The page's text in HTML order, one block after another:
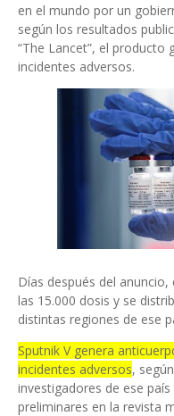
en el mundo por un
según los resultados
“The Lancet”, el producto
incidentes adversos.
Días después del
las 15.000 dosis y se
distintas regiones de ese
Sputnik V genera
incidentes adversos,
investigadores de ese
preliminares en la revista